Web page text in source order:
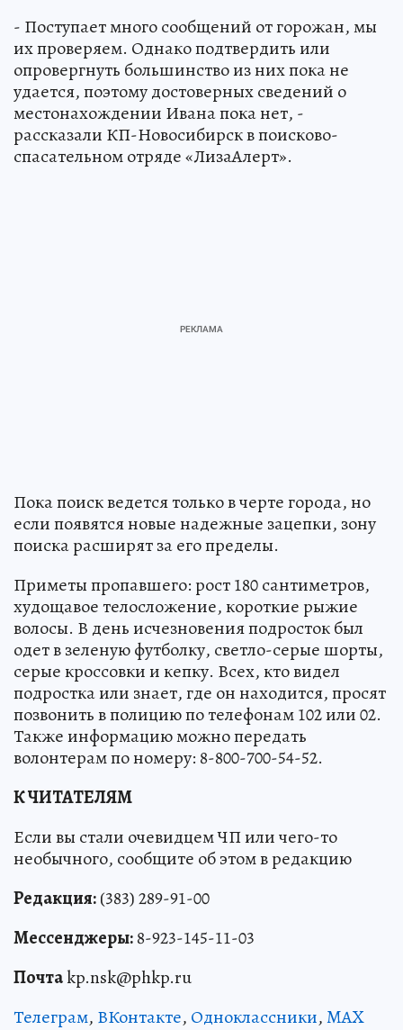
- Поступает много сообщений от горожан, мы
их проверяем. Однако подтвердить или
опровергнуть большинство из них пока не
удается, поэтому достоверных сведений о
местонахождении Ивана пока нет, -
рассказали КП-Новосибирск в поисково-
спасательном отряде «ЛизаАлерт».
Пока поиск ведется только в черте города, но
если появятся новые надежные зацепки, зону
поиска расширят за его пределы.
Приметы пропавшего: рост 180 сантиметров,
худощавое телосложение, короткие рыжие
волосы. В день исчезновения подросток был
одет в зеленую футболку, светло-серые шорты,
серые кроссовки и кепку. Всех, кто видел
подростка или знает, где он находится, просят
позвонить в полицию по телефонам 102 или 02.
Также информацию можно передать
волонтерам по номеру: 8-800-700-54-52.
К ЧИТАТЕЛЯМ
Если вы стали очевидцем ЧП или чего-то
необычного, сообщите об этом в редакцию
Редакция:(383) 289-91-00
Мессенджеры:8-923-145-11-03
Почтаkp.nsk@phkp.ru
Телеграм, ВКонтакте, Одноклассники,MAX